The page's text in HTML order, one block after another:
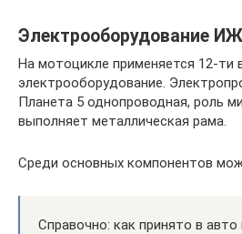
Электрооборудование
На мотоцикле применяется 12-ти
электрооборудование.
Планета 5 однопроводная, роль
выполняет металлическая рама.
Среди основных компонентов
Справочно: как принято в